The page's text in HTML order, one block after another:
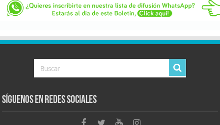
Síguenos en Redes Sociales